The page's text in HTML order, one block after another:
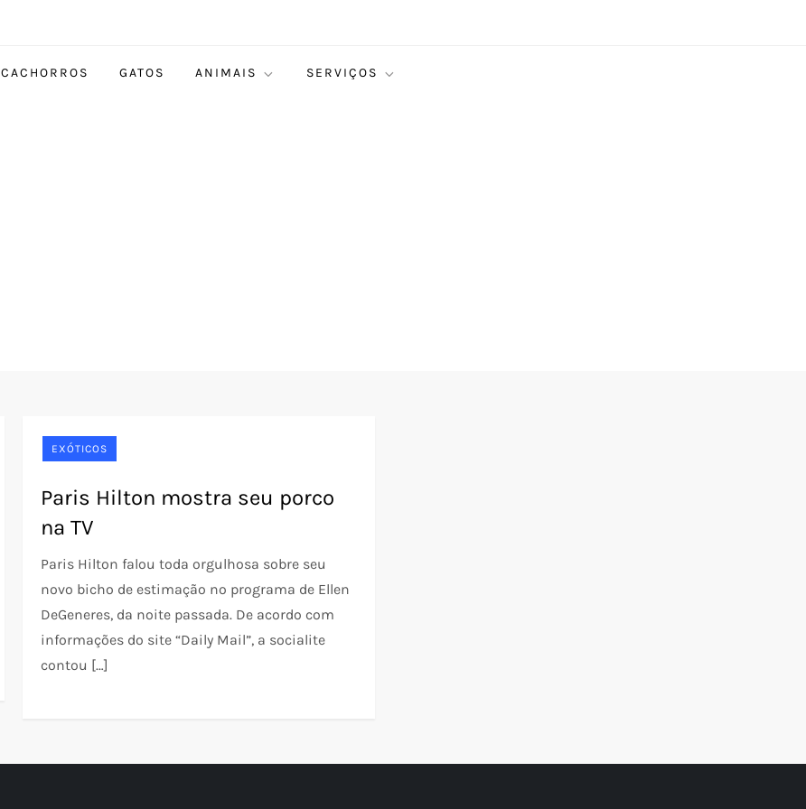
CACHORROS GATOS ANIMAIS SERVIÇOS
EXÓTICOS
Paris Hilton mostra seu porco
na TV
Paris Hilton falou toda orgulhosa sobre seu
novo bicho de estimação no programa de Ellen
DeGeneres, da noite passada. De acordo com
informações do site “Daily Mail”, a socialite
contou […]